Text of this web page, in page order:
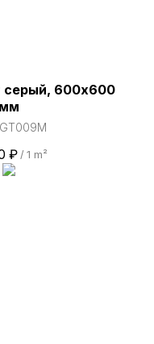
серый, 600х600
мм
GT009M
₽ / 1 m²